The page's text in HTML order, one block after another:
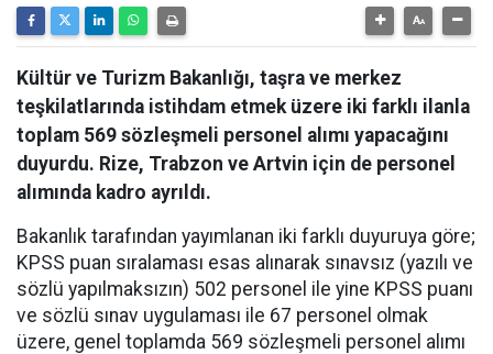
Kültür ve Turizm Bakanlığı, taşra ve merkez
teşkilatlarında istihdam etmek üzere iki farklı ilanla
toplam 569 sözleşmeli personel alımı yapacağını
duyurdu. Rize, Trabzon ve Artvin için de personel
alımında kadro ayrıldı.
Bakanlık tarafından yayımlanan iki farklı duyuruya göre;
KPSS puan sıralaması esas alınarak sınavsız (yazılı ve
sözlü yapılmaksızın) 502 personel ile yine KPSS puanı
ve sözlü sınav uygulaması ile 67 personel olmak
üzere, genel toplamda 569 sözleşmeli personel alımı